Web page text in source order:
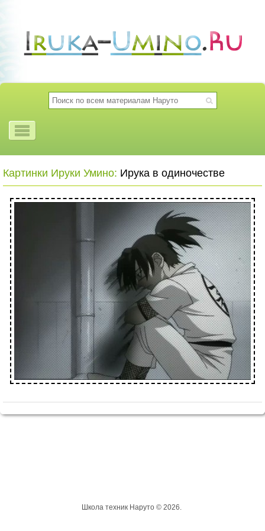
Картинки Ируки Умино: Ирука в одиночестве
Школа техник Наруто © 2026.